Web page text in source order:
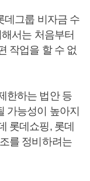
데그룹 비자금 수
서는 처음부터
작업을 할 수 없
한하는 법안 등
가능성이 높아지
롯데쇼핑, 롯데
를 정비하려는